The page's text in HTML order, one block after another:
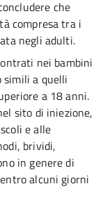
che
compresa tra i
negli adulti.
nei bambini
simili a quelli
a 18 anni.
sito di iniezione,
e alle
brividi,
in genere di
alcuni giorni